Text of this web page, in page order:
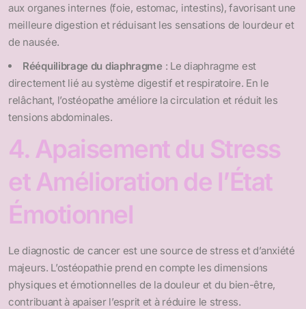
aux organes internes (foie, estomac, intestins), favorisant une
meilleure digestion et réduisant les sensations de lourdeur et
de nausée.
Rééquilibrage du diaphragme: Le diaphragme est
directement lié au système digestif et respiratoire. En le
relâchant, l’ostéopathe améliore la circulation et réduit les
tensions abdominales.
4. Apaisement du Stress
et Amélioration de l’État
Émotionnel
Le diagnostic de cancer est une source de stress et d’anxiété
majeurs. L’ostéopathie prend en compte les dimensions
physiques et émotionnelles de la douleur et du bien-être,
contribuant à apaiser l’esprit et à réduire le stress.